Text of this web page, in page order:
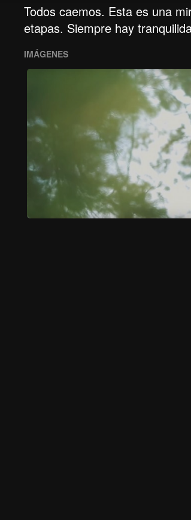
Todos caemos. Esta es una
etapas. Siempre hay
IMÁGENES